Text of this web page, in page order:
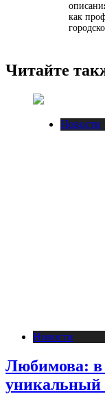
как
Читайте
Новости
Новости
Любимова: в
уникальный